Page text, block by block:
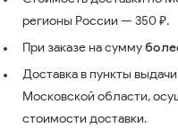
регионы России — 350 ₽.
При заказе на сумму
Доставка в пункты
Московской области,
стоимости доставки.